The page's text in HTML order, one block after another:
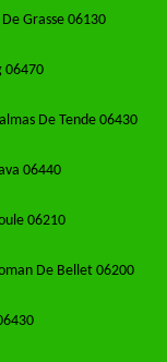
Grasse 06130
06470
De Tende 06430
06440
06210
De Bellet 06200